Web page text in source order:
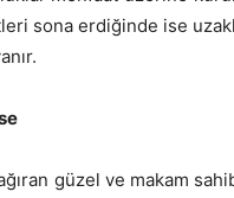
sona erdiğinde ise
güzel ve makam